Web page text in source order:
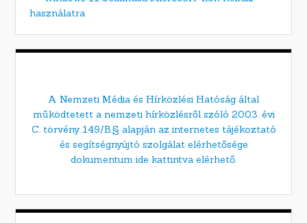
használatra
A Nemzeti Média és Hírközlési Hatóság által
működtetett a nemzeti hírközlésről szóló 2003. évi
C. törvény 149/B.§ alapján az internetes tájékoztató
és segítségnyújtó szolgálat elérhetősége
dokumentum ide kattintva elérhető.